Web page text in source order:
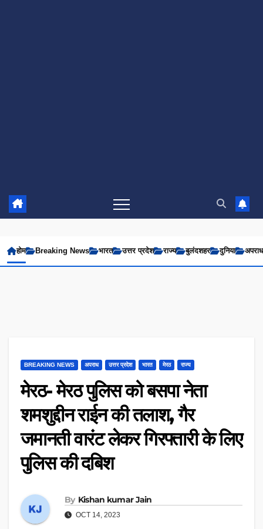
होम Breaking News भारत उत्तर प्रदेश राज्य बुलंदशहर दुनिया अपराध
BREAKING NEWS अपराध उत्तर प्रदेश भारत मेरठ राज्य
मेरठ- मेरठ पुलिस को बसपा नेता
शमशुद्दीन राईन की तलाश, गैर
जमानती वारंट लेकर गिरफ्तारी के लिए
पुलिस की दबिश
By Kishan kumar Jain
OCT 14, 2023